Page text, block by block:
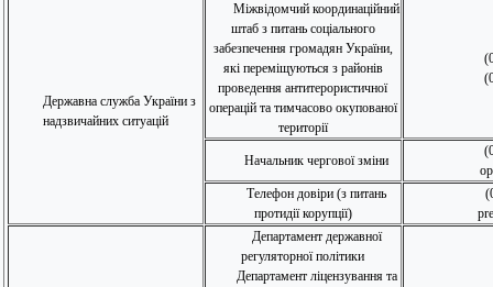
Державна служба України з
надзвичайних ситуацій
Міжвідомчий координаційний
штаб з питань соціального
забезпечення громадян України,
які переміщуються з районів
проведення антитерористичної
операцій та тимчасово окупованої
території
Начальник чергової зміни
Телефон довіри (з питань
протидії корупції)
Департамент державної
регуляторної політики
Департамент ліцензування та